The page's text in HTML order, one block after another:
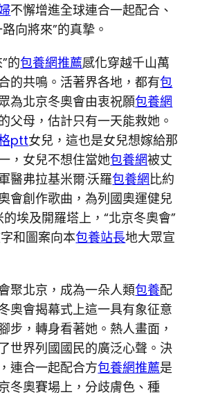
不懈增進全球連合一起配合、
向將來”的真摯。
的包養網推薦感化穿越千山萬
的共鳴。活著界各地，都有包
為北京冬奧會由衷祝願包養網
父母，估計只有一天能救她。
ptt女兒，這也是女兒想嫁給那
，女兒不想住當她包養網被丈
醫弗拉基米爾·沃羅包養網比約
會創作歌曲，為列國奧運健兒
埃及開羅塔上，“北京冬奧會”
和圖案向本包養站長地大眾宣
北京，成為一朵人類包養配
奧會揭幕式上這一具有象征意
步，轉身看著她。熱人畫面，
世界列國國民的廣泛心聲。決
連合一起配合方包養網推薦是
冬奧賽場上，分歧膚色、種